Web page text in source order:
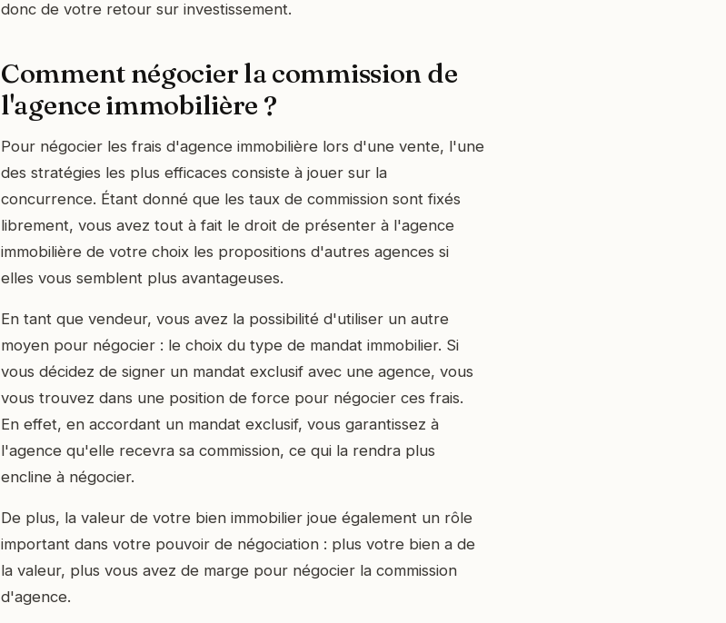
donc de votre retour sur investissement.
Comment négocier la commission de
l'agence immobilière ?
Pour négocier les frais d'agence immobilière lors d'une vente, l'une
des stratégies les plus efficaces consiste à jouer sur la
concurrence. Étant donné que les taux de commission sont fixés
librement, vous avez tout à fait le droit de présenter à l'agence
immobilière de votre choix les propositions d'autres agences si
elles vous semblent plus avantageuses.
En tant que vendeur, vous avez la possibilité d'utiliser un autre
moyen pour négocier : le choix du type de mandat immobilier. Si
vous décidez de signer un mandat exclusif avec une agence, vous
vous trouvez dans une position de force pour négocier ces frais.
En effet, en accordant un mandat exclusif, vous garantissez à
l'agence qu'elle recevra sa commission, ce qui la rendra plus
encline à négocier.
De plus, la valeur de votre bien immobilier joue également un rôle
important dans votre pouvoir de négociation : plus votre bien a de
la valeur, plus vous avez de marge pour négocier la commission
d'agence.